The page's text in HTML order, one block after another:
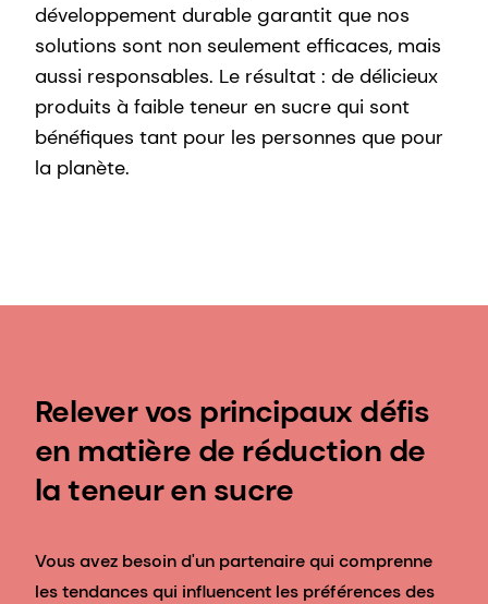
développement durable garantit que nos
solutions sont non seulement efficaces, mais
aussi responsables. Le résultat : de délicieux
produits à faible teneur en sucre qui sont
bénéfiques tant pour les personnes que pour
la planète.
Relever vos principaux défis
en matière de réduction de
la teneur en sucre
Vous avez besoin d'un partenaire qui comprenne
les tendances qui influencent les préférences des